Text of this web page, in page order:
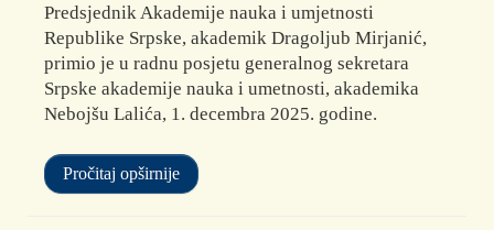
Predsjednik Akademije nauka i umjetnosti
Republike Srpske, akademik Dragoljub Mirjanić,
primio je u radnu posjetu generalnog sekretara
Srpske akademije nauka i umetnosti, akademika
Nebojšu Lalića, 1. decembra 2025. godine.
Pročitaj opširnije